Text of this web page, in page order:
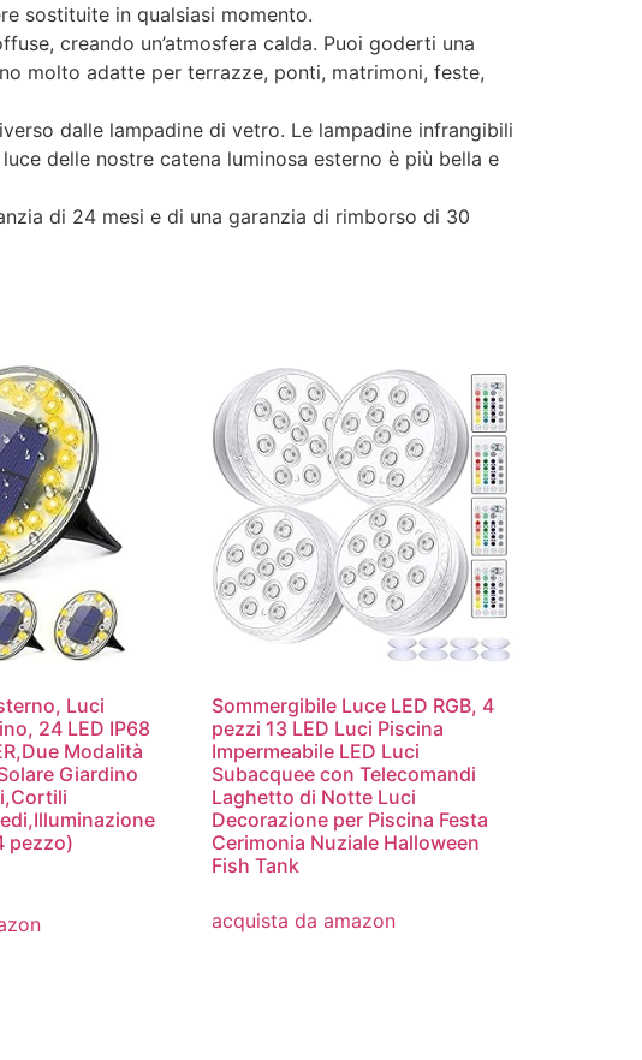
sostituite in qualsiasi momento.
creando un’atmosfera calda. Puoi goderti una
molto adatte per terrazze, ponti, matrimoni, feste,
dalle lampadine di vetro. Le lampadine infrangibili
delle nostre catena luminosa esterno è più bella e
di 24 mesi e di una garanzia di rimborso di 30
Luci
24 LED IP68
Modalità
Giardino
pezzo)
Sommergibile Luce LED RGB, 4
pezzi 13 LED Luci Piscina
Impermeabile LED Luci
Subacquee con Telecomandi
Laghetto di Notte Luci
Decorazione per Piscina Festa
Cerimonia Nuziale Halloween
Fish Tank
acquista da amazon